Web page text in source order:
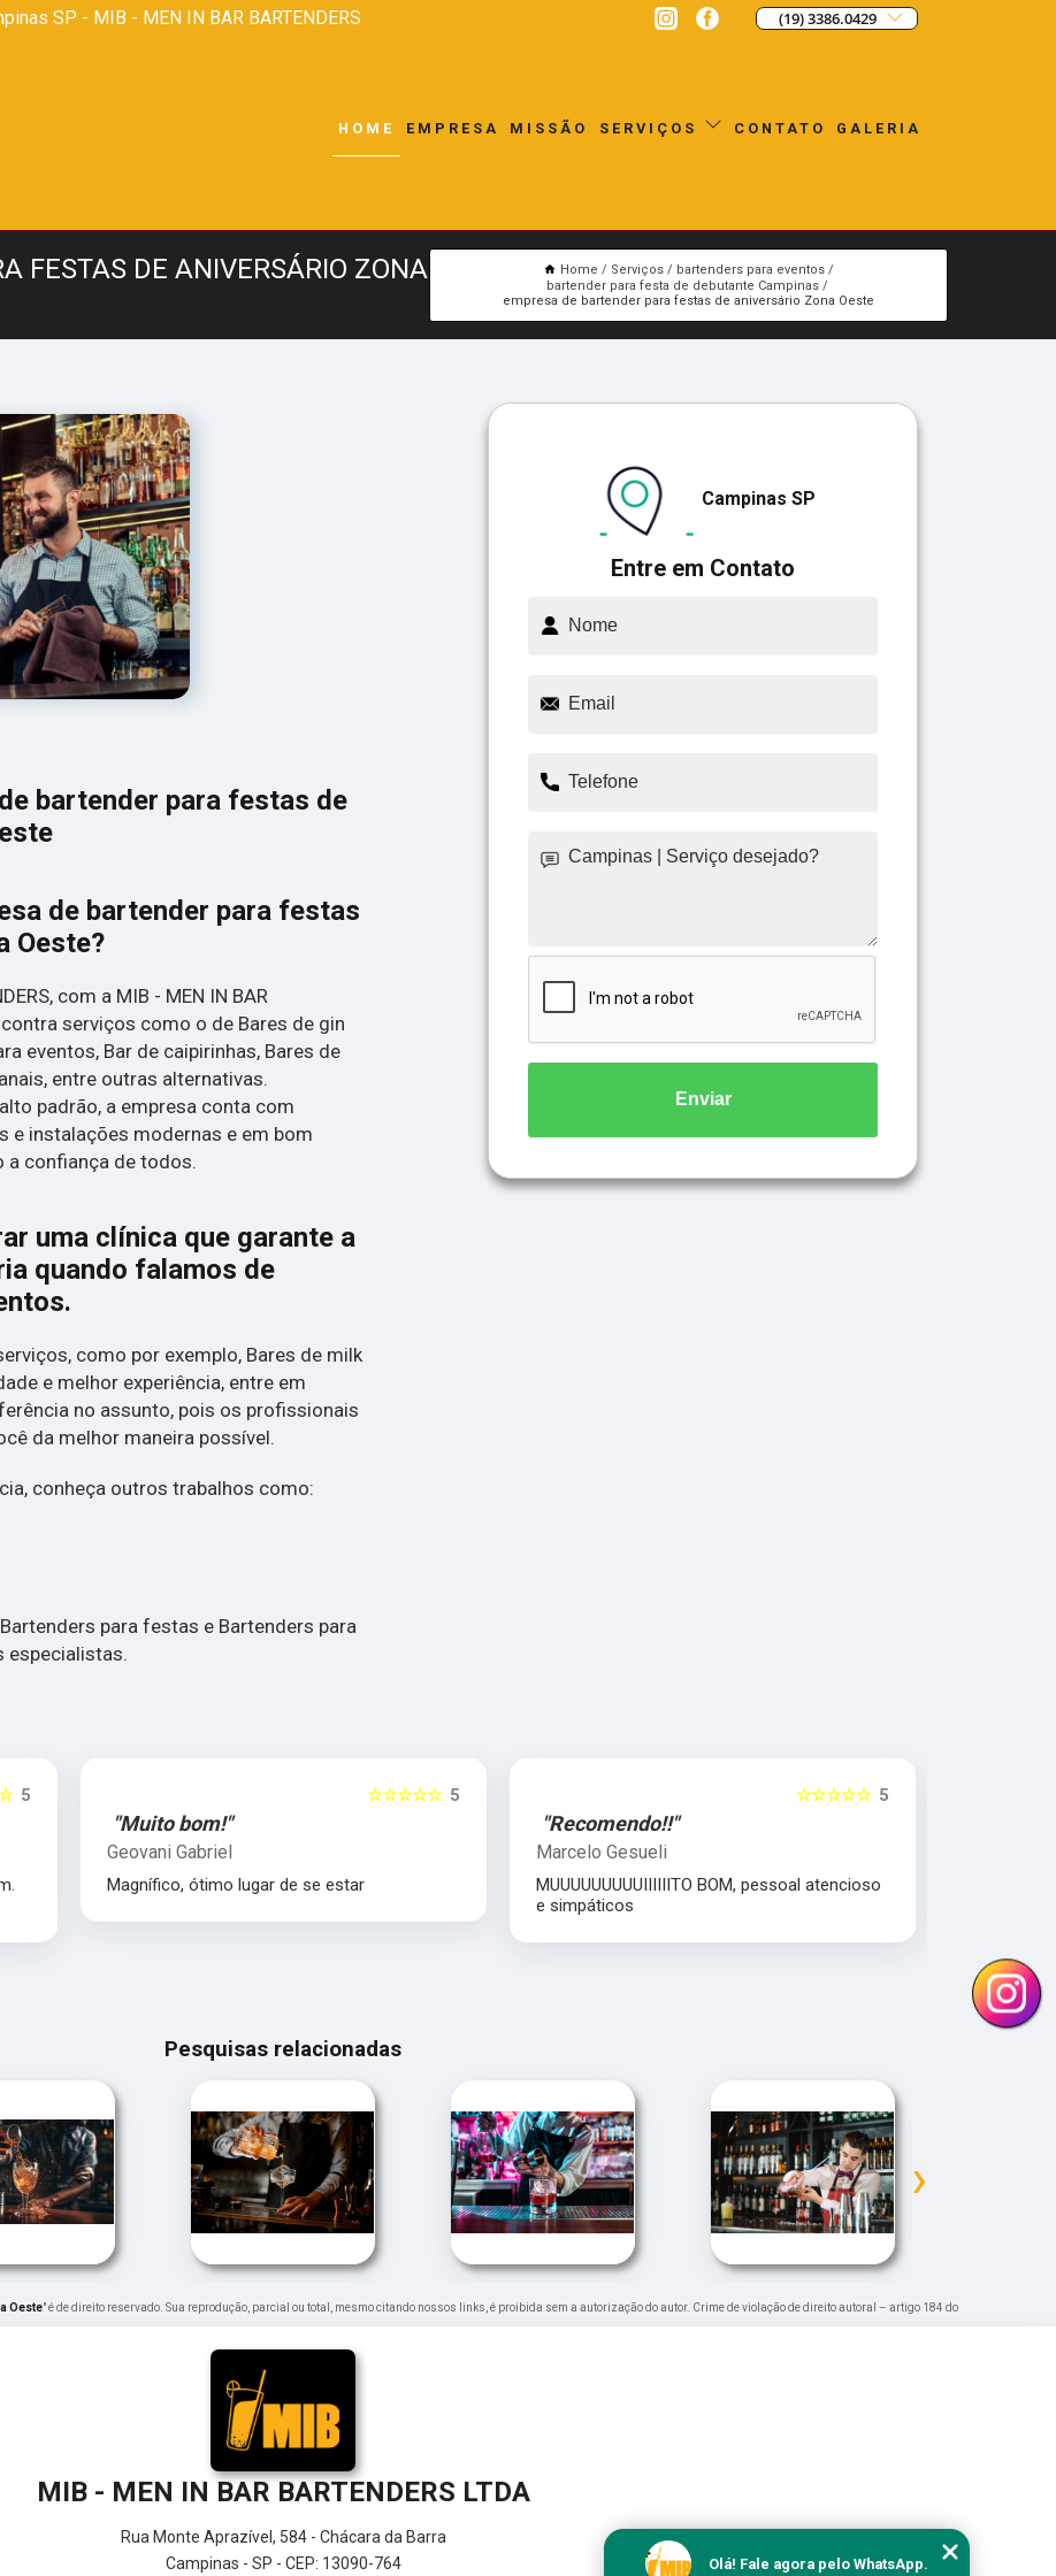
SP - MIB - MEN IN BAR BARTENDERS (19) 3386.0429
HOME EMPRESA MISSÃO SERVIÇOS CONTATO GALERIA
FESTAS DE ANIVERSÁRIO ZONA
Home Serviços
bartenders para eventos
bartender para festa de debutante Campinas
empresa de bartender para festas de aniversário Zona Oeste
bartender para festas de
de bartender para festas
Oeste?
com a MIB - MEN IN BAR
serviços como o de Bares de gin
eventos, Bar de caipirinhas, Bares de
entre outras alternativas.
padrão, a empresa conta com
e instalações modernas e em bom
a confiança de todos.
uma clínica que garante a
quando falamos de
como por exemplo, Bares de milk
e melhor experiência, entre em
no assunto, pois os profissionais
da melhor maneira possível.
conheça outros trabalhos como:
para festas e Bartenders para
especialistas.
Entre em Contato
Campinas SP
Enviar
5 5
☆☆☆☆☆
"Muito bom!"
Geovani Gabriel
Magnífico, ótimo lugar de se estar
5
☆☆☆☆☆
"Recomendo!!"
Marcelo Gesueli
MUUUUUUUUUIIIIIITO BOM, pessoal atencioso
e simpáticos
Pesquisas relacionadas
›
Oeste" é de direito reservado. Sua reprodução, parcial ou total, mesmo citando nossos links, é proibida sem a autorização do autor. Crime de violação de direito autoral – artigo 184 do
MIB - MEN IN BAR BARTENDERS LTDA
Rua Monte Aprazível, 584 - Chácara da Barra
Campinas - SP - CEP: 13090-764
Olá! Fale agora pelo WhatsApp.